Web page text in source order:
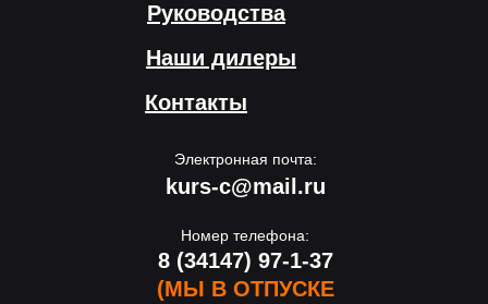
Контакты
8 (34147) 97-1-37
(МЫ В ОТПУСКЕ
Номер телефона:
kurs-c@mail.ru
Электронная почта:
Наши дилеры
Руководства